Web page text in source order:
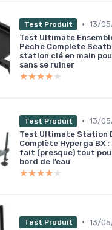
Test Produit • 13/
Test Ultimate
Pêche Complete
station clé en main
sans se ruiner
★★★★★
★★★★★
Test Produit • 13/
Test Ultimate Station
Complète Hyperga BX
fait (presque) tout
bord de l’eau
★★★★★
★★★★★
Test Produit • 13/